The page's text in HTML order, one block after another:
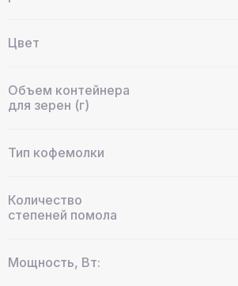
Цвет
Объем контейнера
для зерен (г)
Тип кофемолки
Количество
степеней помола
Мощность, Вт: